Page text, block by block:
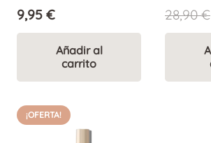
9,95 €
Añadir al
carrito
28,90€
¡OFERTA!